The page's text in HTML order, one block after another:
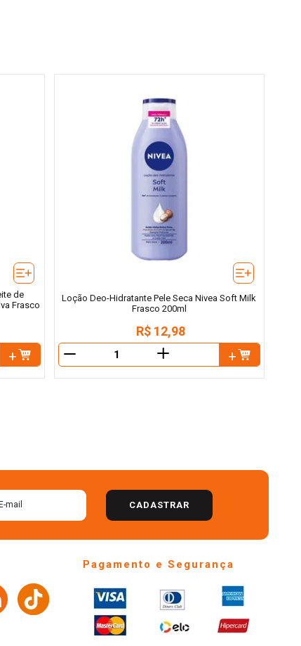
de
Frasco
Loção Deo-Hidratante Pele Seca Nivea Soft Milk
Frasco 200ml
R$ 12,98
＋
CADASTRAR
Pagamento e Segurança